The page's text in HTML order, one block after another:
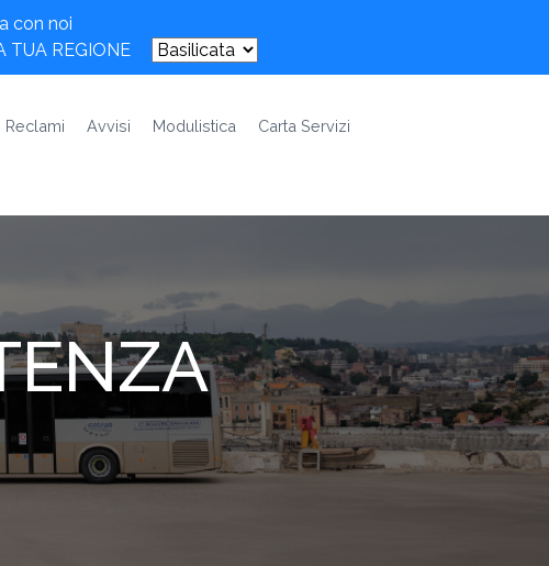
con noi
TUA REGIONE
Reclami Avvisi Modulistica
Carta Servizi